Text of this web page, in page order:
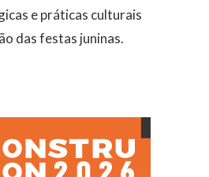
e práticas culturais
das festas juninas.